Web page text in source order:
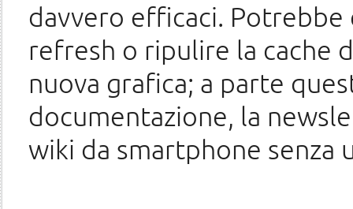
davvero efficaci.
refresh o ripulire la cache
nuova grafica; a parte
documentazione, la
wiki da smartphone